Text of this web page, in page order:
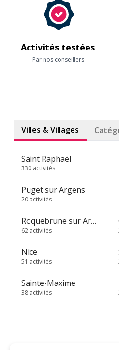
Activités testées
Par nos conseillers
Villes & Villages
Saint Raphaël
330 activités
Puget sur Argens
20 activités
Roquebrune sur Argens
62 activités
Nice
51 activités
Sainte-Maxime
38 activités